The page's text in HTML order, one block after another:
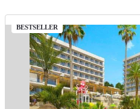
BESTSELLER